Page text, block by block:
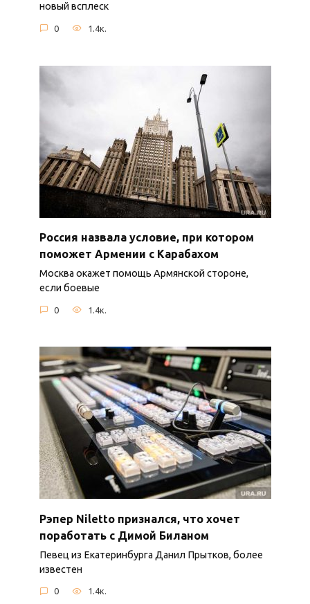
новый всплеск
0 1.4к.
Россия назвала условие, при котором
поможет Армении с Карабахом
Москва окажет помощь Армянской стороне,
если боевые
0 1.4к.
Рэпер Niletto признался, что хочет
поработать с Димой Биланом
Певец из Екатеринбурга Данил Прытков, более
известен
0 1.4к.